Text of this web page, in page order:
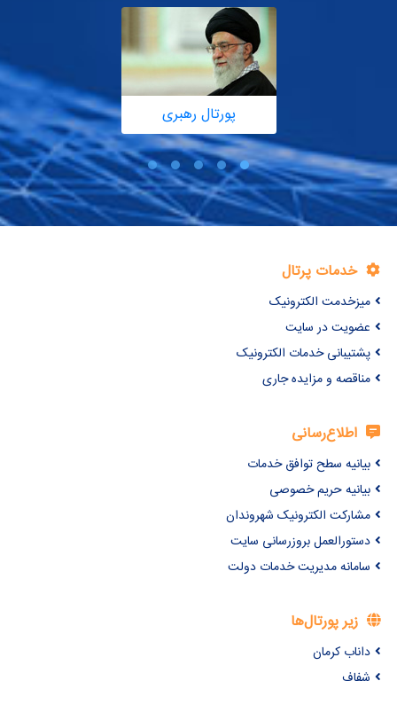
پورتال رهبری
خدمات پرتال
میزخدمت الکترونیک
عضویت در سایت
پشتیبانی خدمات الکترونیک
مناقصه و مزایده جاری
اطلاع‌رسانی
بیانیه سطح توافق خدمات
بیانیه حریم خصوصی
مشارکت الکترونیک شهروندان
دستورالعمل بروزرسانی سایت
سامانه مدیریت خدمات دولت
زیر پورتال‌ها
داناب کرمان
شفاف